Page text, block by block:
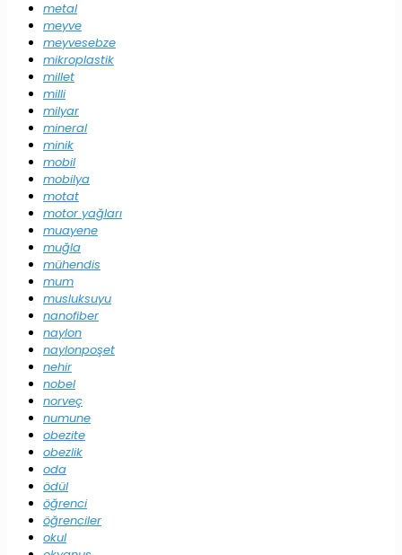
metal
meyve
meyvesebze
mikroplastik
millet
milli
milyar
mineral
minik
mobil
mobilya
motat
motor yağları
muayene
muğla
mühendis
mum
musluksuyu
nanofiber
naylon
naylonpoşet
nehir
nobel
norveç
numune
obezite
obezlik
oda
ödül
öğrenci
öğrenciler
okul